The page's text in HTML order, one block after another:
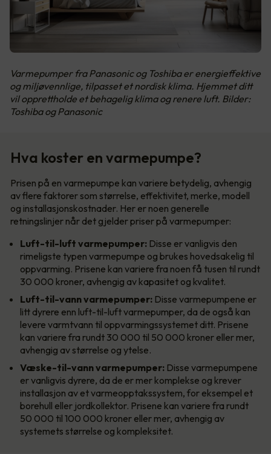
Varmepumper fra Panasonic og Toshiba er energieffektive
og miljøvennlige, tilpasset et nordisk klima. Hjemmet ditt
vil opprettholde et behagelig klima og renere luft. Bilder:
Toshiba og Panasonic
Hva koster en varmepumpe?
Prisen på en varmepumpe kan variere betydelig, avhengig
av flere faktorer som størrelse, effektivitet, merke, modell
og installasjonskostnader. Her er noen generelle
retningslinjer når det gjelder priser på varmepumper:
Luft-til-luft varmepumper: Disse er vanligvis den
rimeligste typen varmepumpe og brukes hovedsakelig til
oppvarming. Prisene kan variere fra noen få tusen til rundt
30 000 kroner, avhengig av kapasitet og kvalitet.
Luft-til-vann varmepumper: Disse varmepumpene er
litt dyrere enn luft-til-luft varmepumper, da de også kan
levere varmtvann til oppvarmingssystemet ditt. Prisene
kan variere fra rundt 30 000 til 50 000 kroner eller mer,
avhengig av størrelse og ytelse.
Væske-til-vann varmepumper: Disse varmepumpene
er vanligvis dyrere, da de er mer komplekse og krever
installasjon av et varmeopptakssystem, for eksempel et
borehull eller jordkollektor. Prisene kan variere fra rundt
50 000 til 100 000 kroner eller mer, avhengig av
systemets størrelse og kompleksitet.